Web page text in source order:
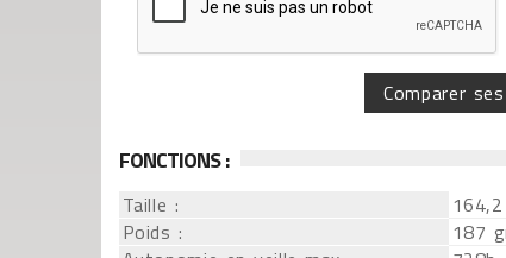
Comparer
FONCTIONS :
Taille :
Poids :
187